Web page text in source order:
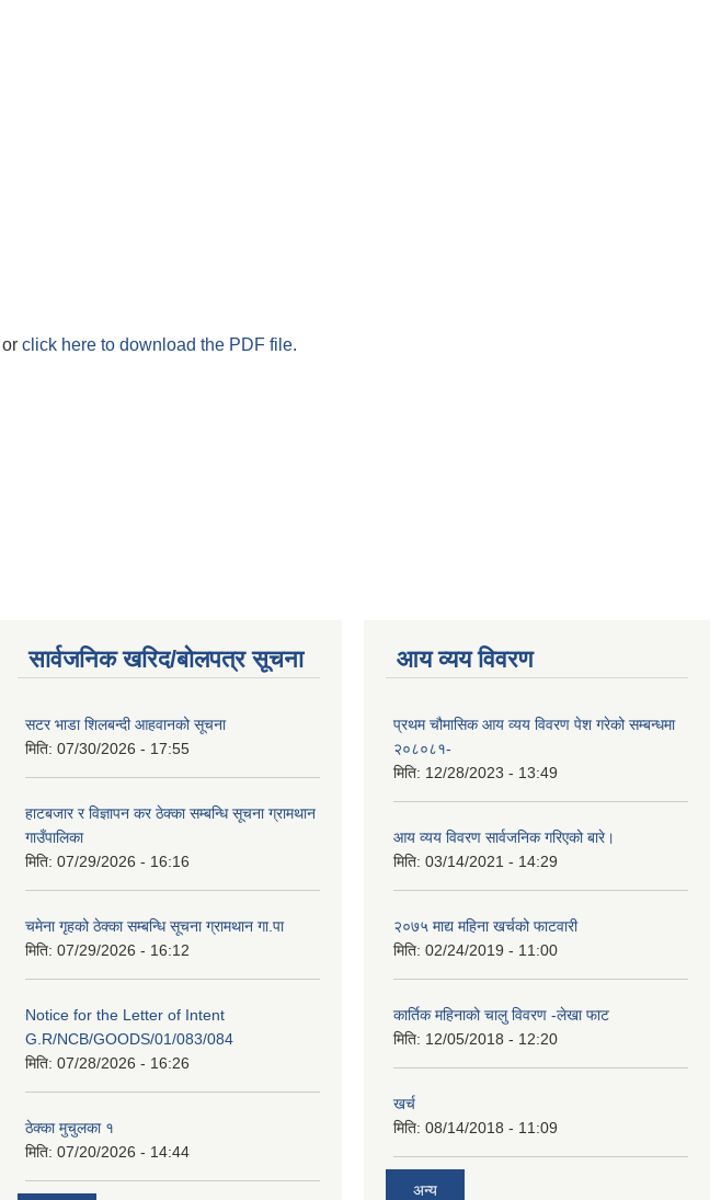
or click here to download the PDF file.
सार्वजनिक खरिद/बोलपत्र सूचना
सटर भाडा शिलबन्दी आहवानको सूचना
मिति: 07/30/2026 - 17:55
हाटबजार र विज्ञापन कर ठेक्का सम्बन्धि सूचना ग्रामथान
गाउँपालिका
मिति: 07/29/2026 - 16:16
चमेना गृहको ठेक्का सम्बन्धि सूचना ग्रामथान गा.पा
मिति: 07/29/2026 - 16:12
Notice for the Letter of Intent
G.R/NCB/GOODS/01/083/084
मिति: 07/28/2026 - 16:26
ठेक्का मुचुलका १
मिति: 07/20/2026 - 14:44
आय व्यय विवरण
प्रथम चौमासिक आय व्यय विवरण पेश गरेको सम्बन्धमा
२०८०८१-
मिति: 12/28/2023 - 13:49
आय व्यय विवरण सार्वजनिक गरिएको बारे।
मिति: 03/14/2021 - 14:29
२०७५ माद्य महिना खर्चको फाटवारी
मिति: 02/24/2019 - 11:00
कार्तिक महिनाको चालु विवरण -लेखा फाट
मिति: 12/05/2018 - 12:20
खर्च
मिति: 08/14/2018 - 11:09
अन्य